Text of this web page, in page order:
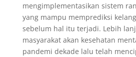
mengimplementasikan sistem
yang mampu memprediksi
sebelum hal itu terjadi. Lebih
masyarakat akan kesehatan
pandemi dekade lalu telah